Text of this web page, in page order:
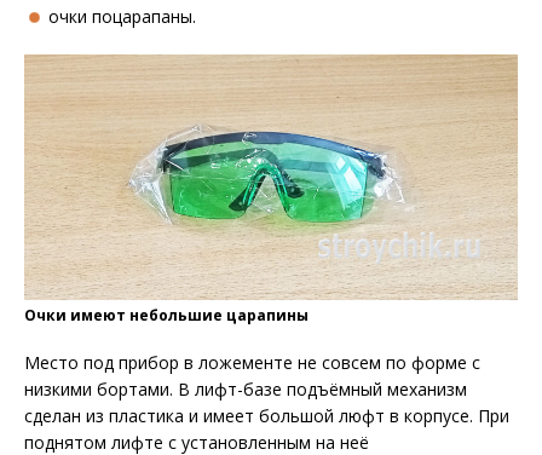
очки поцарапаны.
Очки имеют небольшие царапины
Место под прибор в ложементе не совсем по форме с
низкими бортами. В лифт-базе подъёмный механизм
сделан из пластика и имеет большой люфт в корпусе. При
поднятом лифте с установленным на неё